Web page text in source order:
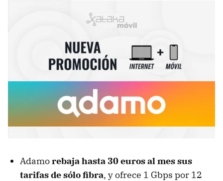
Adamorebaja hasta 30 euros al mes sus
tarifas de sólo fibra, y ofrece 1 Gbps por 12